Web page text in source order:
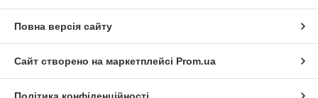
Повна версія сайту
Сайт створено на маркетплейсі Prom.ua